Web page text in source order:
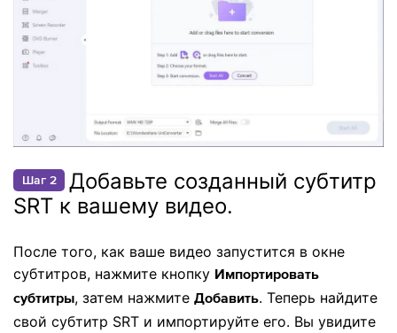
Шаг 2
Добавьте созданный субтитр
SRT к вашему видео.
После того, как ваше видео запустится в окне
субтитров, нажмите кнопку Импортировать
субтитры, затем нажмите Добавить. Теперь найдите
свой субтитр SRT и импортируйте его. Вы увидите